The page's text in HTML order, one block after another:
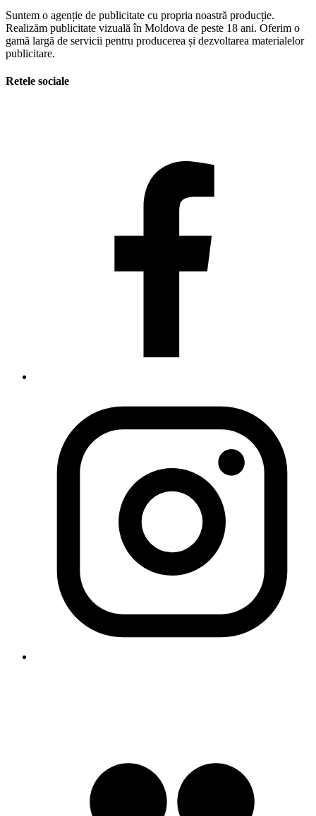
Suntem o agenție de publicitate cu propria noastră producție.
Realizăm publicitate vizuală în Moldova de peste 18 ani. Oferim o
gamă largă de servicii pentru producerea și dezvoltarea materialelor
publicitare.
Retele sociale